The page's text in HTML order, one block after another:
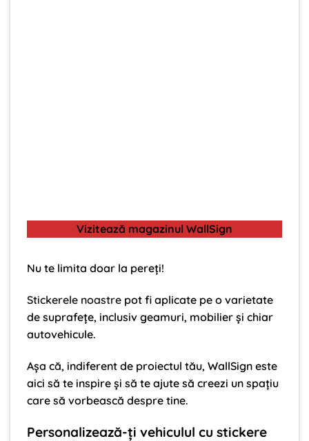
Vizitează magazinul WallSign
Nu te limita doar la pereți!
Stickerele noastre pot fi aplicate pe o varietate
de suprafețe, inclusiv geamuri, mobilier și chiar
autovehicule.
Așa că, indiferent de proiectul tău, WallSign este
aici să te inspire și să te ajute să creezi un spațiu
care să vorbească despre tine.
Personalizează-ți vehiculul cu stickere